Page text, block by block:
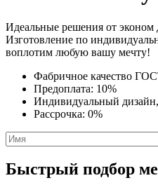
Идеальные решения от эконом
Изготовление по
воплотим любую вашу мечту!
Фабричное качество
Предоплата: 10%
Индивидуальный дизайн,
Рассрочка: 0%
Быстрый подбор